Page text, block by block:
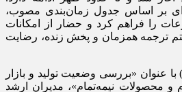
بر اساس جدول زمان‌بندی مصوب،
را فراهم کرد و حضار از امکانات
ترجمه همزمان و پخش زنده، رضایت
بخش اول (۹:۰۰ تا ۹:۴۵) با عنوان «بررسی وضعیت تولید و بازار
و محصولات نیمه‌تمام»، مدیران ارشد